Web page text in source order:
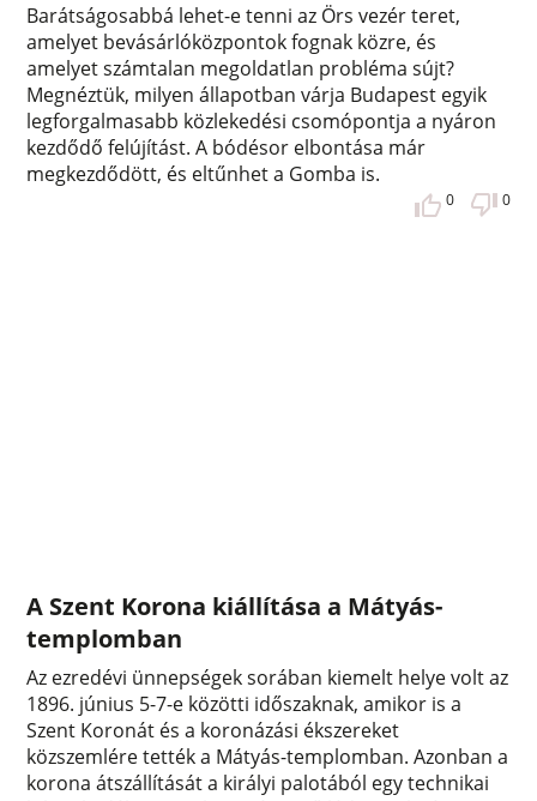
Barátságosabbá lehet-e tenni az Örs vezér teret,
amelyet bevásárlóközpontok fognak közre, és
amelyet számtalan megoldatlan probléma sújt?
Megnéztük, milyen állapotban várja Budapest egyik
legforgalmasabb közlekedési csomópontja a nyáron
kezdődő felújítást. A bódésor elbontása már
megkezdődött, és eltűnhet a Gomba is.
0 0
A Szent Korona kiállítása a Mátyás-
templomban
Az ezredévi ünnepségek sorában kiemelt helye volt az
1896. június 5-7-e közötti időszaknak, amikor is a
Szent Koronát és a koronázási ékszereket
közszemlére tették a Mátyás-templomban. Azonban a
korona átszállítását a királyi palotából egy technikai